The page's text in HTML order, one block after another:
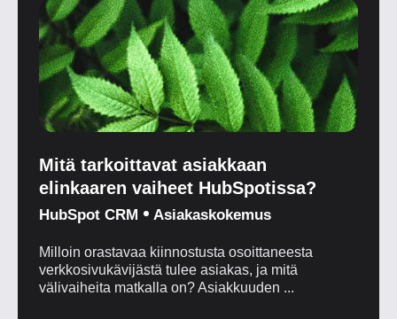
Mitä tarkoittavat asiakkaan
elinkaaren vaiheet HubSpotissa?
HubSpot CRM Asiakaskokemus
Milloin orastavaa kiinnostusta osoittaneesta
verkkosivukävijästä tulee asiakas, ja mitä
välivaiheita matkalla on? Asiakkuuden ...